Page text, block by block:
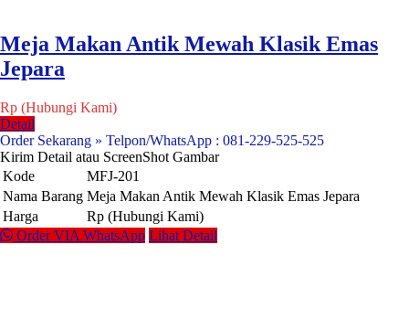
Meja Makan Antik Mewah Klasik Emas
Jepara
Rp (Hubungi Kami)
Detail
Order Sekarang » Telpon/WhatsApp : 081-229-525-525
Kirim Detail atau ScreenShot Gambar
Kode
MFJ-201
Nama Barang Meja Makan Antik Mewah Klasik Emas Jepara
Harga
Rp (Hubungi Kami)
Order VIA WhatsApp Lihat Detail